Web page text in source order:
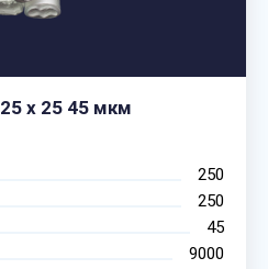
х 25 45 мкм
250
250
45
9000